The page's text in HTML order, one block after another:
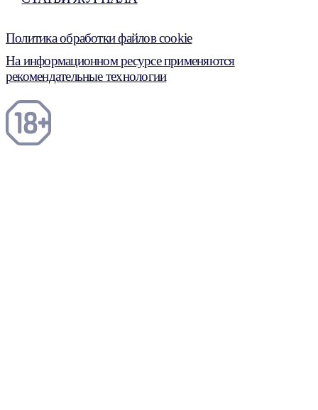
Политика обработки файлов cookie
На информационном ресурсе применяются
рекомендательные технологии